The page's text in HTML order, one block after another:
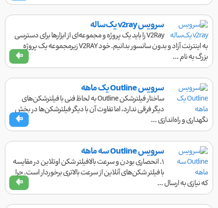
سرویس v2ray یک‌ساله
V2Ray را باید یک پروژه و مجموعه‌ای از ابزارها برای دسترسی
به اینترنت آزاد و بدون سانسور بدانیم. خود V2RAY زیرمجموعه یک پروژه
بزرگ به نام ...
سرویس Outline یک ماهه
ساختار فیلترشکن Outline به لحاظ فنی با فیلترشکن‌های
دیگر فرقی ندارد، اما تفاوت آن با دیگر فیلترشکن‌ها در بخش
نگهداری و راه‌اندازی ...
سرویس Outline سه ماهه
۱. انحصاری بودن و سرعت بالافیلتر شکن اوتلاین در مقایسه
با فیلتر شکن‌های آنلاین از سرعت بالاتری برخوردار است. چرا
که نیازی به ارسال ...